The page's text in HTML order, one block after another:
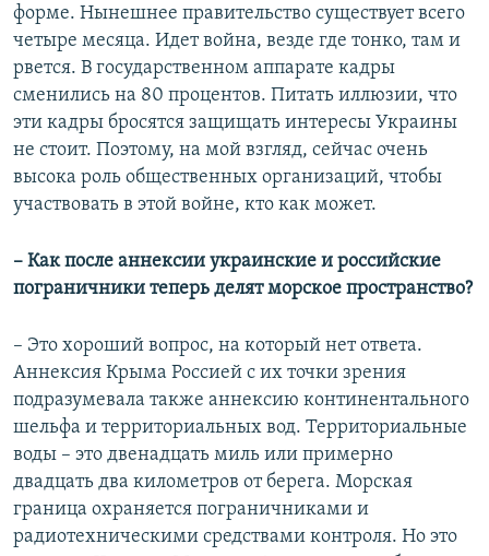
форме. Нынешнее правительство существует всего
четыре месяца. Идет война, везде где тонко, там и
рвется. В государственном аппарате кадры
сменились на 80 процентов. Питать иллюзии, что
эти кадры бросятся защищать интересы Украины
не стоит. Поэтому, на мой взгляд, сейчас очень
высока роль общественных организаций, чтобы
участвовать в этой войне, кто как может.
– Как после аннексии украинские и российские
пограничники теперь делят морское пространство?
– Это хороший вопрос, на который нет ответа.
Аннексия Крыма Россией с их точки зрения
подразумевала также аннексию континентального
шельфа и территориальных вод. Территориальные
воды – это двенадцать миль или примерно
двадцать два километров от берега. Морская
граница охраняется пограничниками и
радиотехническими средствами контроля. Но это